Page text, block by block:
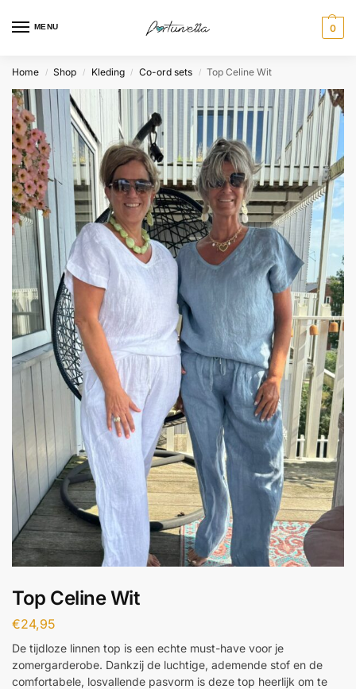
MENU 0
Home / Shop / Kleding / Co-ord sets / Top Celine Wit
Top Celine Wit
€24,95
De tijdloze linnen top is een echte must-have voor je
zomergarderobe. Dankzij de luchtige, ademende stof en de
comfortabele, losvallende pasvorm is deze top heerlijk om te